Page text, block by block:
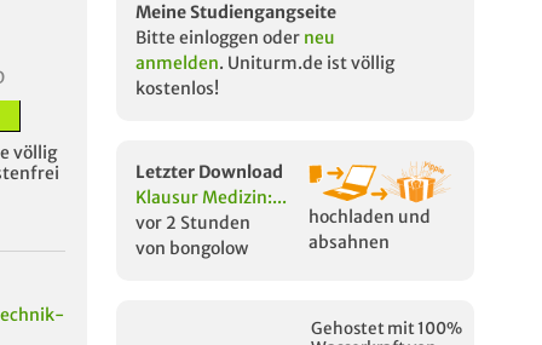
völlig
Meine Studiengangseite
Bitte einloggen oder neu
anmelden. Uniturm.de ist völlig
kostenlos!
Letzter Download
Klausur Medizin:...
vor 2 Stunden
von bongolow
hochladen und
absahnen
Gehostet mit 100%